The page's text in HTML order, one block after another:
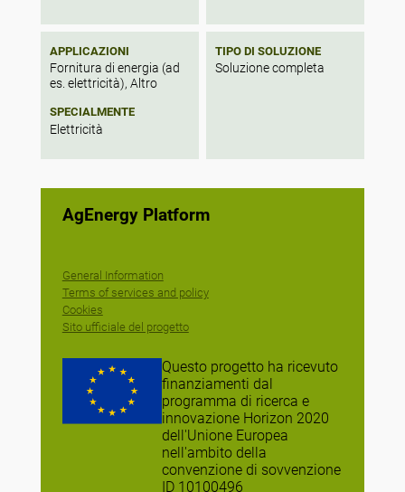
APPLICAZIONI
Fornitura di energia (ad
es. elettricità), Altro
SPECIALMENTE
Elettricità
TIPO DI SOLUZIONE
Soluzione completa
AgEnergy Platform
General Information
Terms of services and policy
Cookies
Sito ufficiale del progetto
Questo progetto ha ricevuto
finanziamenti dal
programma di ricerca e
innovazione Horizon 2020
dell'Unione Europea
nell'ambito della
convenzione di sovvenzione
ID 10100496